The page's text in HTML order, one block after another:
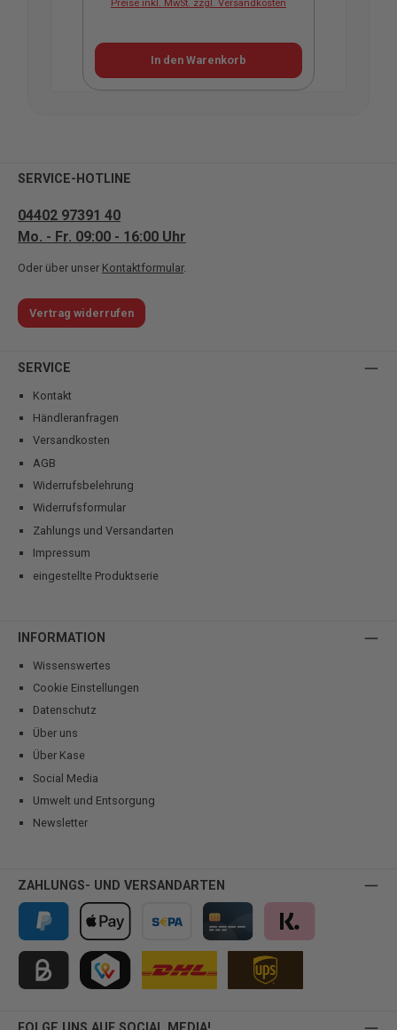
Preise inkl. MwSt. zzgl. Versandkosten
In den Warenkorb
SERVICE-HOTLINE
04402 97391 40
Mo. - Fr. 09:00 - 16:00 Uhr
Oder über unser Kontaktformular.
Vertrag widerrufen
SERVICE
Kontakt
Händleranfragen
Versandkosten
AGB
Widerrufsbelehrung
Widerrufsformular
Zahlungs und Versandarten
Impressum
eingestellte Produktserie
INFORMATION
Wissenswertes
Cookie Einstellungen
Datenschutz
Über uns
Über Kase
Social Media
Umwelt und Entsorgung
Newsletter
ZAHLUNGS- UND VERSANDARTEN
PayPal Apple Pay Vorkasse Kreditkarte Klarna